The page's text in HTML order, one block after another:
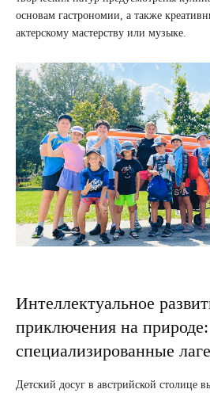
основам гастрономии, а также
актерскому мастерству или музыке.
Интеллектуальное
приключения на природе:
специализированные
Детский досуг в австрийской столице